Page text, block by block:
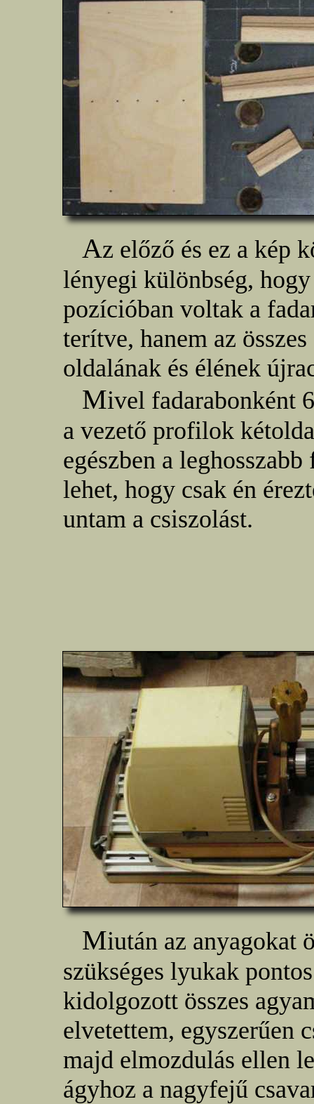
Az előző és ez a kép
lényegi különbség,
pozícióban voltak a
terítve, hanem az
oldalának és élének
Mivel fadarabonként
a vezető profilok
egészben a
lehet, hogy csak én
untam a csiszolást.
Miután az anyagokat
szükséges lyukak
kidolgozott összes
elvetettem, egyszerűen
majd elmozdulás ellen
ágyhoz a nagyfejű